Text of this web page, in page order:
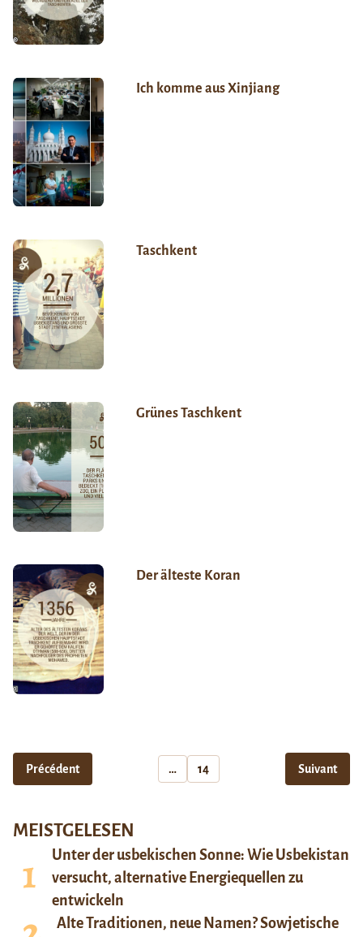
Ich komme aus Xinjiang
Taschkent
Grünes Taschkent
Der älteste Koran
Précédent … 14 Suivant
MEISTGELESEN
Unter der usbekischen Sonne: Wie Usbekistan
versucht, alternative Energiequellen zu
entwickeln
Alte Traditionen, neue Namen? Sowjetische